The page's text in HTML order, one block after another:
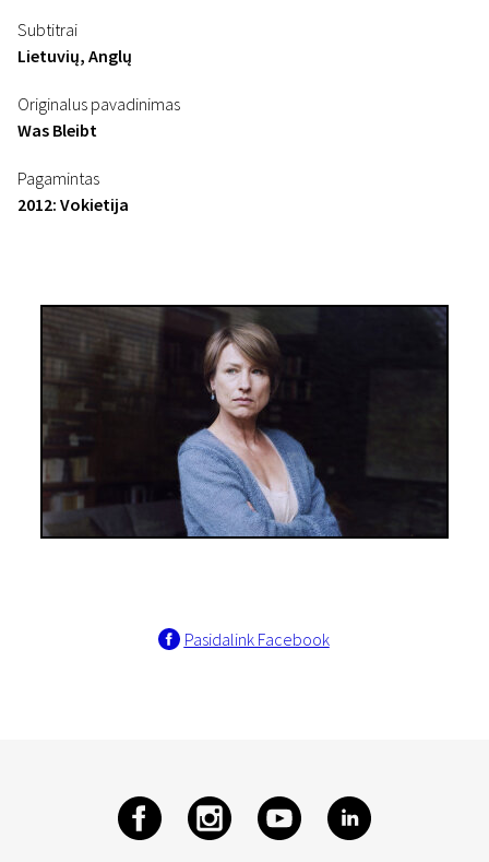
Subtitrai
Lietuvių, Anglų
Originalus pavadinimas
Was Bleibt
Pagamintas
2012: Vokietija
Pasidalink Facebook